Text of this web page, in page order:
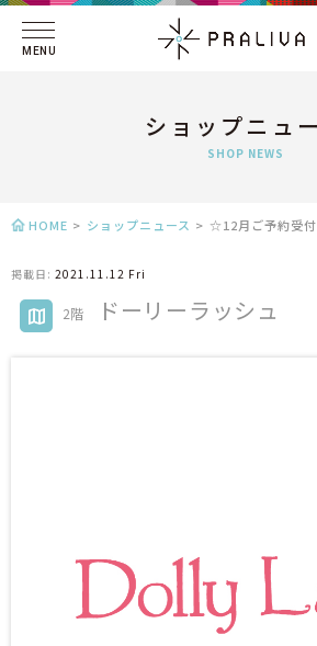
MENU
ショップニュ
SHOP NEWS
HOME > ショップニュース > ☆12月ご予約受
掲載日: 2021.11.12 Fri
2階 ドーリーラッシュ